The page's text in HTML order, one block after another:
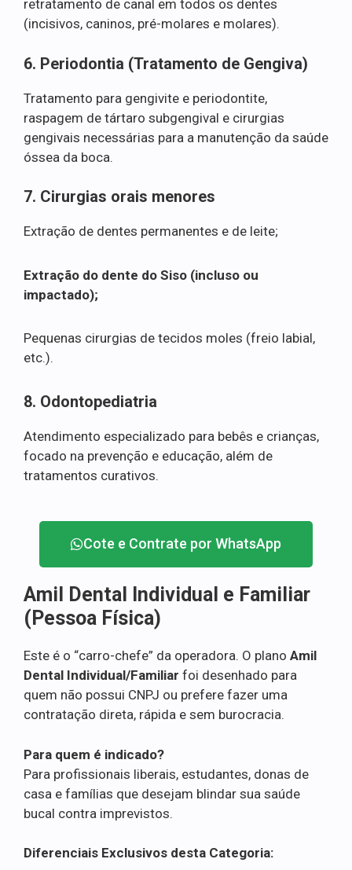
retratamento de canal em todos os dentes
(incisivos, caninos, pré-molares e molares).
6. Periodontia (Tratamento de Gengiva)
Tratamento para gengivite e periodontite,
raspagem de tártaro subgengival e cirurgias
gengivais necessárias para a manutenção da saúde
óssea da boca.
7. Cirurgias orais menores
Extração de dentes permanentes e de leite;
Extração do dente do Siso (incluso ou
impactado);
Pequenas cirurgias de tecidos moles (freio labial,
etc.).
8. Odontopediatria
Atendimento especializado para bebês e crianças,
focado na prevenção e educação, além de
tratamentos curativos.
Cote e Contrate por WhatsApp
Amil Dental Individual e Familiar
(Pessoa Física)
Este é o “carro-chefe” da operadora. O plano Amil
Dental Individual/Familiar foi desenhado para
quem não possui CNPJ ou prefere fazer uma
contratação direta, rápida e sem burocracia.
Para quem é indicado?
Para profissionais liberais, estudantes, donas de
casa e famílias que desejam blindar sua saúde
bucal contra imprevistos.
Diferenciais Exclusivos desta Categoria: